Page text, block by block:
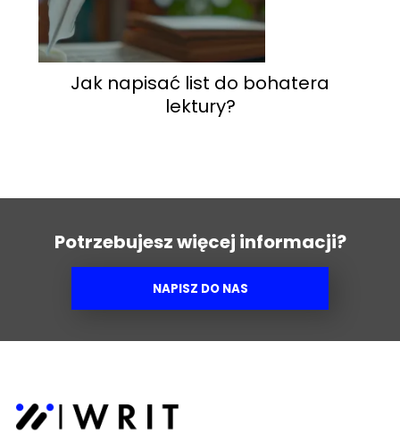
Jak napisać list do bohatera
lektury?
Potrzebujesz więcej informacji?
NAPISZ DO NAS